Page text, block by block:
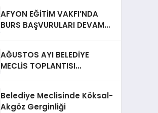
YANINDAYIZ!
AFYON EĞİTİM VAKFI’NDA
BURS BAŞVURULARI DEVAM
AĞUSTOS AYI BELEDİYE
MECLİS TOPLANTISI
Belediye Meclisinde Köksal-
Akgöz Gerginliği